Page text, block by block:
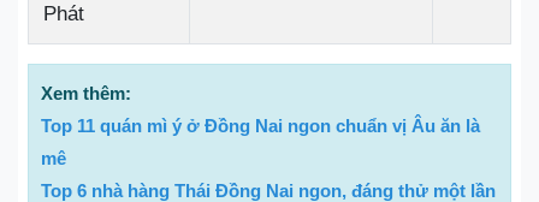
Phát
Xem thêm:
Top 11 quán mì ý ở Đồng Nai ngon chuẩn vị Âu ăn là
mê
Top 6 nhà hàng Thái Đồng Nai ngon, đáng thử một lần